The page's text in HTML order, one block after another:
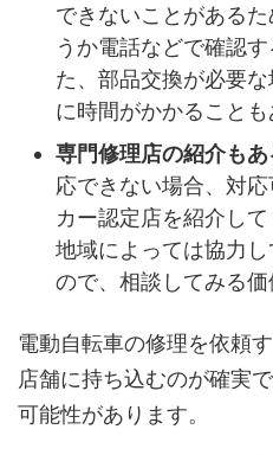
できないことがある
うか電話などで確認
た、部品交換が必要
に時間がかかることも
専門修理店の紹介もあ
応できない場合、対
カー認定店を紹介して
地域によっては協力
ので、相談してみる価
電動自転車の修理を依頼
店舗に持ち込むのが確実
可能性があります。